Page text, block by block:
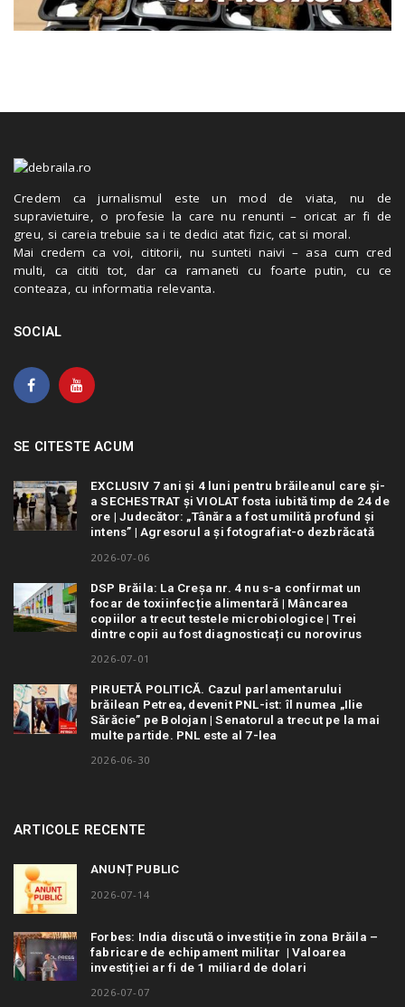
Credem ca jurnalismul este un mod de viata, nu de
supravietuire, o profesie la care nu renunti – oricat ar fi de
greu, si careia trebuie sa i te dedici atat fizic, cat si moral.
Mai credem ca voi, cititorii, nu sunteti naivi – asa cum cred
multi, ca cititi tot, dar ca ramaneti cu foarte putin, cu ce
conteaza, cu informatia relevanta.
SOCIAL
SE CITESTE ACUM
EXCLUSIV 7 ani și 4 luni pentru brăileanul care și-
a SECHESTRAT și VIOLAT fosta iubită timp de 24 de
ore | Judecător: „Tânăra a fost umilită profund și
intens” | Agresorul a și fotografiat-o dezbrăcată
2026-07-06
DSP Brăila: La Creșa nr. 4 nu s-a confirmat un
focar de toxiinfecție alimentară | Mâncarea
copiilor a trecut testele microbiologice | Trei
dintre copii au fost diagnosticați cu norovirus
2026-07-01
PIRUETĂ POLITICĂ. Cazul parlamentarului
brăilean Petrea, devenit PNL-ist: îl numea „Ilie
Sărăcie” pe Bolojan | Senatorul a trecut pe la mai
multe partide. PNL este al 7-lea
2026-06-30
ARTICOLE RECENTE
ANUNȚ PUBLIC
2026-07-14
Forbes: India discută o investiție în zona Brăila –
fabricare de echipament militar | Valoarea
investiției ar fi de 1 miliard de dolari
2026-07-07